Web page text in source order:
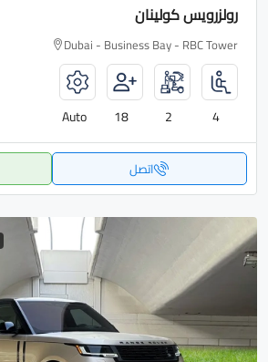
رولزرويس كولينان
Dubai - Business Bay - RBC Tower
4
2
18
Auto
اتصل